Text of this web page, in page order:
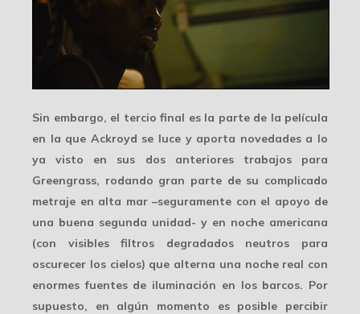
Sin embargo, el tercio final es la parte de la película
en la que Ackroyd se luce y aporta novedadesa lo
ya visto en sus dos anteriores trabajos para
Greengrass, rodando gran parte de su complicado
metraje en alta mar–seguramente con el apoyo de
una buena segunda unidad- y en noche americana
(con visibles filtros degradados neutros para
oscurecer los cielos) que alterna una noche real con
enormes fuentes de iluminación en los barcos. Por
supuesto, en algún momento es posible percibir